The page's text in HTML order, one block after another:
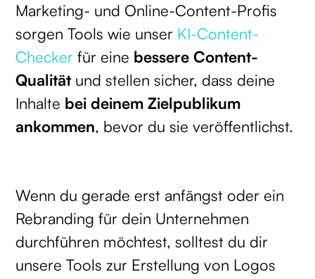
Marketing- und Online-Content-Profis
sorgen Tools wie unser KI-Content-
Checker für eine bessere Content-
Qualitätund stellen sicher, dass deine
Inhalte bei deinem Zielpublikum
ankommen, bevor du sie veröffentlichst.
Wenn du gerade erst anfängst oder ein
Rebranding für dein Unternehmen
durchführen möchtest, solltest du dir
unsere Tools zur Erstellung von Logos